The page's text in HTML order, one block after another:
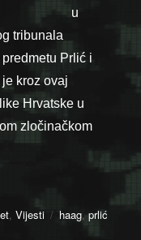
u
tribunala
Prlić i
kroz ovaj
Hrvatske u
zločinačkom
Hrvatske u ratu
,Vijesti Tags
haag,prlić